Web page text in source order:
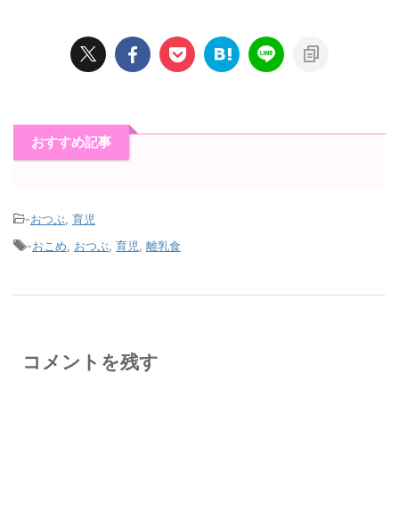
おすすめ記事
-おつぶ 育児
-おこめ おつぶ 育児 離乳食
コメントを残す